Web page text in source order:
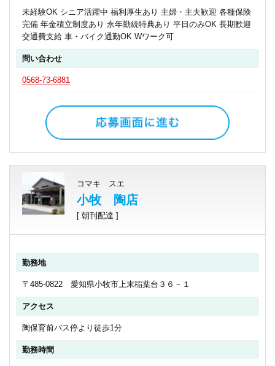
未経験OK シニア活躍中 福利厚生あり 主婦・主夫歓迎 各種保険
完備 年金積立制度あり 永年勤続特典あり 平日のみOK 長期歓迎
交通費支給 車・バイク通勤OK Wワーク可
問い合わせ
0568-73-6881
コマキ スエ
小牧 陶店
[ 朝刊配達 ]
勤務地
〒485-0822 愛知県小牧市上末稲葉台３６－１
アクセス
陶保育前バス停より徒歩1分
勤務時間